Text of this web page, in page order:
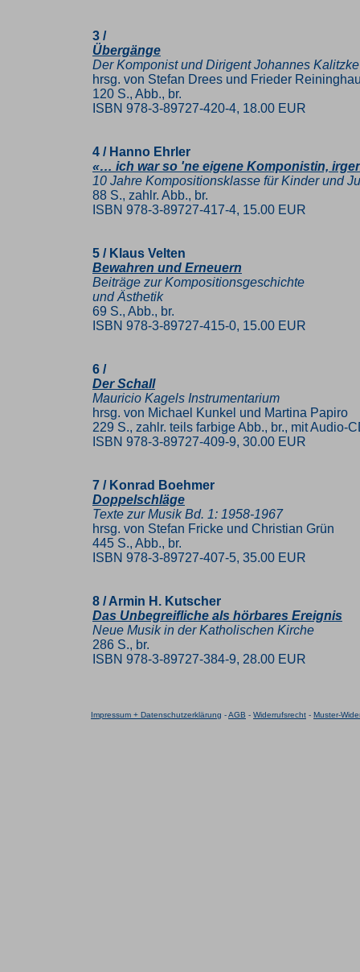
3 /
Übergänge
Der Komponist und Dirigent Johannes Kalitzke
hrsg. von Stefan Drees und Frieder
120 S., Abb., br.
ISBN 978-3-89727-420-4, 18.00 EUR
4 / Hanno Ehrler
«… ich war so 'ne eigene Komponistin,
10 Jahre Kompositionsklasse für Kinder und
88 S., zahlr. Abb., br.
ISBN 978-3-89727-417-4, 15.00 EUR
5 / Klaus Velten
Bewahren und Erneuern
Beiträge zur Kompositionsgeschichte
und Ästhetik
69 S., Abb., br.
ISBN 978-3-89727-415-0, 15.00 EUR
6 /
Der Schall
Mauricio Kagels Instrumentarium
hrsg. von Michael Kunkel und Martina Papiro
229 S., zahlr. teils farbige Abb., br., mit Audio-
ISBN 978-3-89727-409-9, 30.00 EUR
7 / Konrad Boehmer
Doppelschläge
Texte zur Musik Bd. 1: 1958-1967
hrsg. von Stefan Fricke und Christian Grün
445 S., Abb., br.
ISBN 978-3-89727-407-5, 35.00 EUR
8 / Armin H. Kutscher
Das Unbegreifliche als hörbares Ereignis
Neue Musik in der Katholischen Kirche
286 S., br.
ISBN 978-3-89727-384-9, 28.00 EUR
Impressum + Datenschutzerklärung -AGB - Widerrufsrecht - Muster-